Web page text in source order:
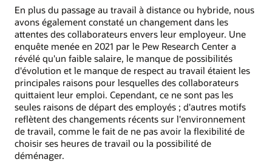
En plus du passage au travail à distance ou hybride, nous
avons également constaté un changement dans les
attentes des collaborateurs envers leur employeur. Une
enquête menée en 2021 par le Pew Research Center a
révélé qu'un faible salaire, le manque de possibilités
d'évolution et le manque de respect au travail étaient les
principales raisons pour lesquelles des collaborateurs
quittaient leur emploi. Cependant, ce ne sont pas les
seules raisons de départ des employés ; d'autres motifs
reflètent des changements récents sur l'environnement
de travail, comme le fait de ne pas avoir la flexibilité de
choisir ses heures de travail ou la possibilité de
déménager.